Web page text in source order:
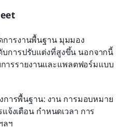
การงานพื้นฐาน มุมมอง
บการปรับแต่งที่สูงขึ้น นอกจากนี้
ารรายงานและแพลตฟอร์มแบบ
การพื้นฐาน: งาน การมอบหมาย
จ้งเตือน กำหนดเวลา การ
ลฯ